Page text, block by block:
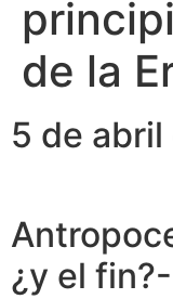
de la
5 de
¿y el